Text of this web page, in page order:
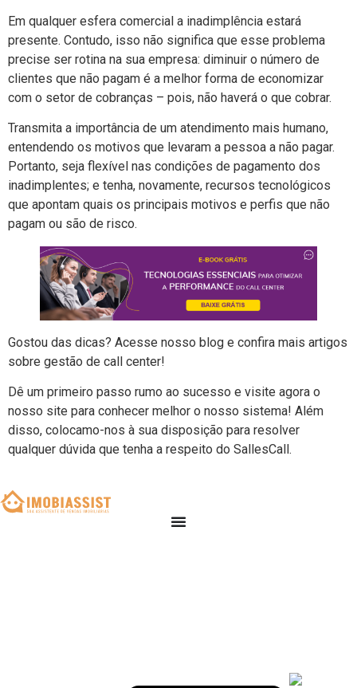
Em qualquer esfera comercial a inadimplência estará
presente. Contudo, isso não significa que esse problema
precise ser rotina na sua empresa: diminuir o número de
clientes que não pagam é a melhor forma de economizar
com o setor de cobranças – pois, não haverá o que cobrar.
Transmita a importância de um atendimento mais humano,
entendendo os motivos que levaram a pessoa a não pagar.
Portanto, seja flexível nas condições de pagamento dos
inadimplentes; e tenha, novamente, recursos tecnológicos
que apontam quais os principais motivos e perfis que não
pagam ou são de risco.
Gostou das dicas? Acesse nosso blog e confira mais artigos
sobre gestão de call center!
Dê um primeiro passo rumo ao sucesso e visite agora o
nosso site para conhecer melhor o nosso sistema! Além
disso, colocamo-nos à sua disposição para resolver
qualquer dúvida que tenha a respeito do SallesCall.